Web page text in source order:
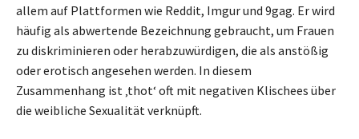
allem auf Plattformen wie Reddit, Imgur und 9gag. Er wird
häufig als abwertende Bezeichnung gebraucht, um Frauen
zu diskriminieren oder herabzuwürdigen, die als anstößig
oder erotisch angesehen werden. In diesem
Zusammenhang ist ‚thot‘ oft mit negativen Klischees über
die weibliche Sexualität verknüpft.